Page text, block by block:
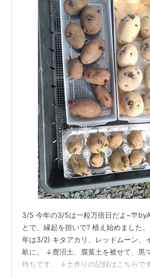
3/5 今年の3/5は一粒万倍日だよ
とで、縁起を担いで? 植え始めました
年は3/2) キタアカリ、レッドムーン、
畝に。 ↓鹿沼土、腐葉土を被せて、黒
待ちです。 ↓土作りの記録はこちらです